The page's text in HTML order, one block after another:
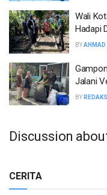
Wali
Hadapi
BYAHMAD
Jalani
BY REDAKSI
Discussion
CERITA